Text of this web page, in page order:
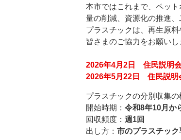
本市ではこれまで、ペッ
量の削減、資源化の推進
プラスチックは、再生原
皆さまのご協力をお願いし
2026年4月2日 住民説明会
2026年5月22日 住民説明
プラスチックの分別収集の
開始時期： 令和8年10月か
回収頻度： 週1回
出し方： 市のプラスチック